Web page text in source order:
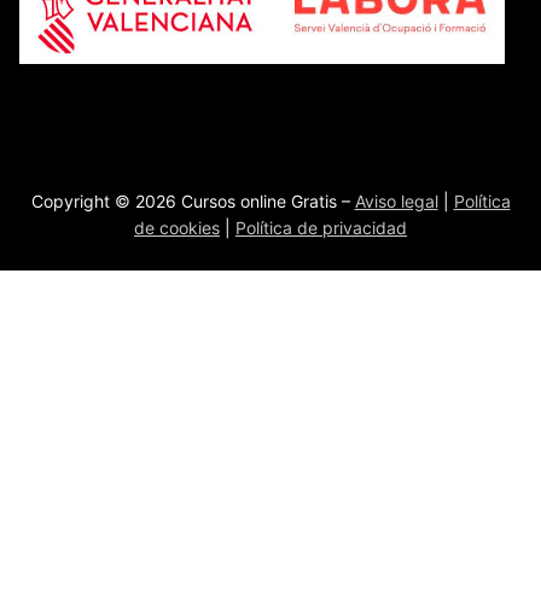
Copyright © 2026 Cursos online Gratis – Aviso legal| Política
de cookies
Política de privacidad